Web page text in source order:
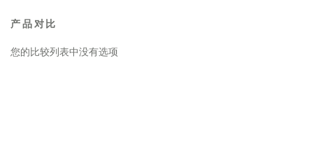
产品对比
您的比较列表中没有选项